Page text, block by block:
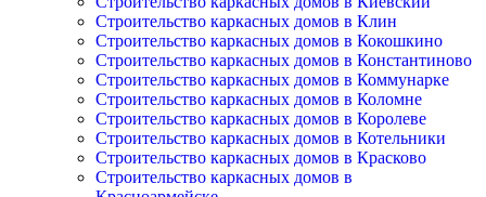
Строительство каркасных домов в Клин
Строительство каркасных домов в Кокошкино
Строительство каркасных домов в Константиново
Строительство каркасных домов в Коммунарке
Строительство каркасных домов в Коломне
Строительство каркасных домов в Королеве
Строительство каркасных домов в Котельники
Строительство каркасных домов в Красково
Строительство каркасных домов в